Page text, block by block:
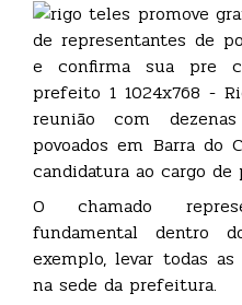
O chamado
fundamental dentro
exemplo, levar todas
na sede da prefeitura.